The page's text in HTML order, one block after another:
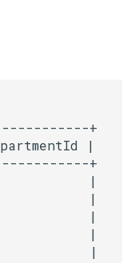
+
|
+
|
|
|
|
|